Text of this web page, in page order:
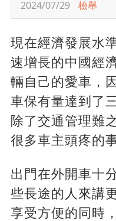
2024/07/29 檢舉
現在經濟發展水
速增長的中國經
輛自己的愛車，
車保有量達到了
除了交通管理難
很多車主頭疼的
出門在外開車十
些長途的人來講
享受方便的同時